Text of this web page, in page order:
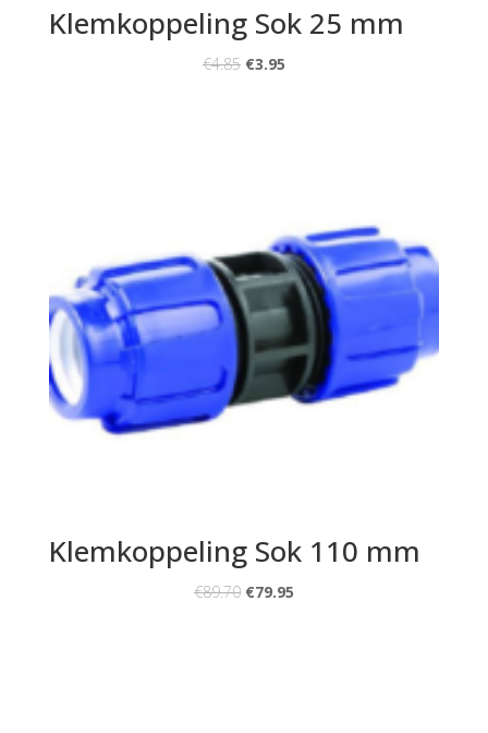
Klemkoppeling Sok 25 mm
€4.85 €3.95
Klemkoppeling Sok 110 mm
€89.70 €79.95